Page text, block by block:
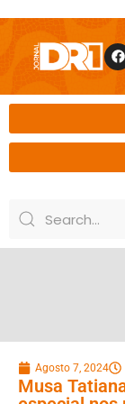
Agosto 7, 2024
Musa